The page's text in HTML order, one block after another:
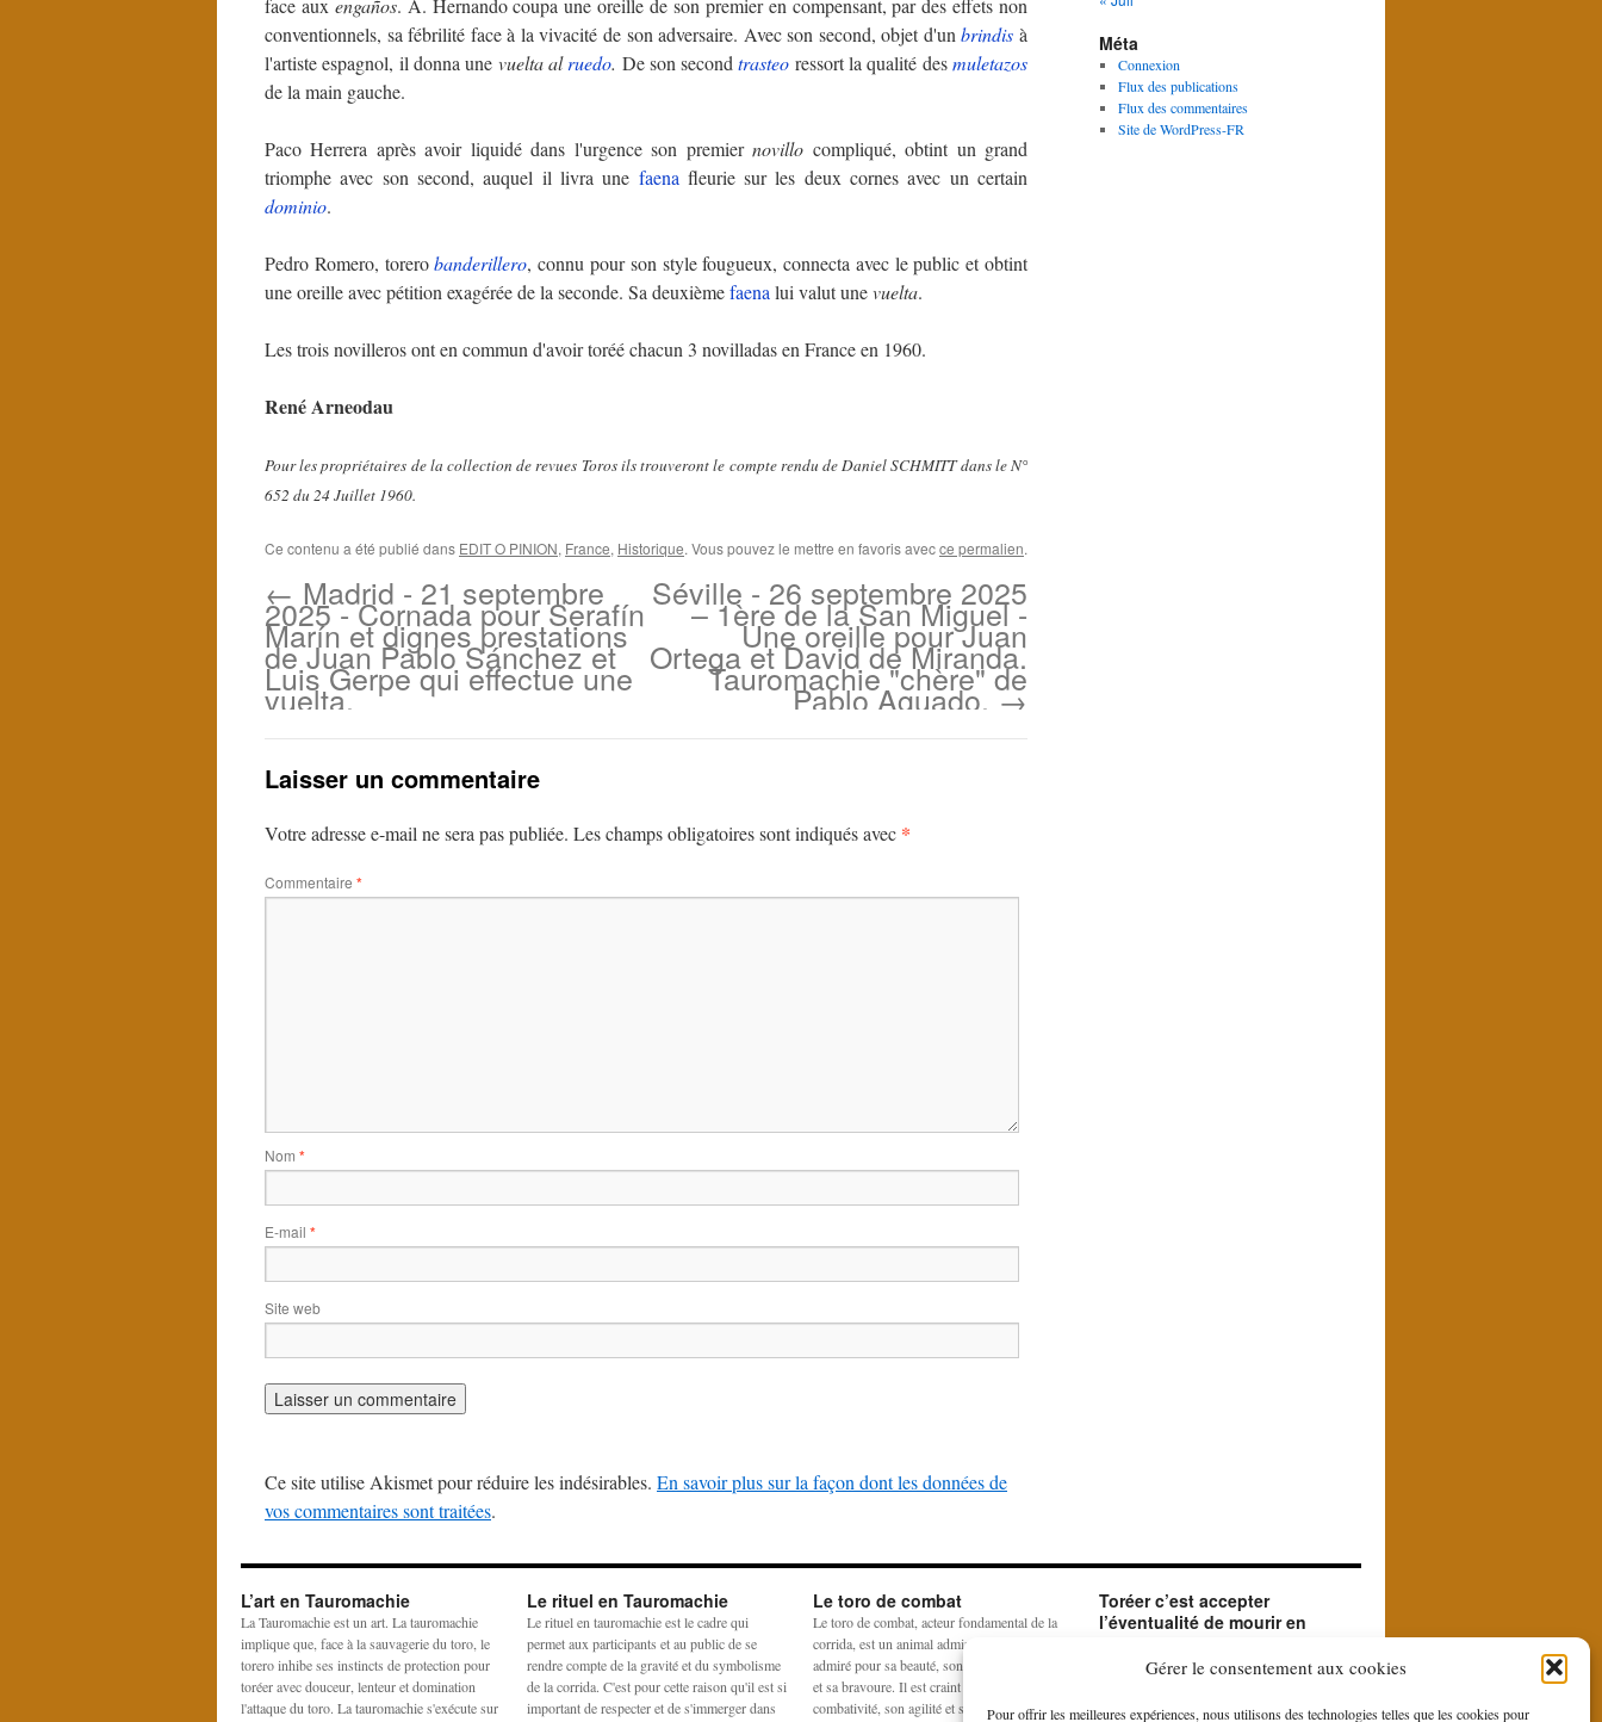
Gérer le consentement aux cookies
Pour offrir les meilleures expériences, nous utilisons des technologies telles que les cookies pour
face aux engaños. A. Hernando coupa une oreille de son premier en compensant, par des effets non
conventionnels, sa fébrilité face à la vivacité de son adversaire. Avec son second, objet d'unbrindis à
l'artiste espagnol, il donna une vuelta alruedo. De son secondtrasteo ressort la qualité desmuletazos
de la main gauche.
Paco Herrera après avoir liquidé dans l'urgence son premiernovillo compliqué, obtint un grand
triomphe avec son second, auquel il livra une faena fleurie sur les deux cornes avec un certain
dominio.
Pedro Romero, torerobanderillero, connu pour son style fougueux, connecta avec le public et obtint
une oreille avec pétition exagérée de la seconde. Sa deuxièmefaena lui valut unevuelta.
Les trois novilleros ont en commun d'avoir toréé chacun 3 novilladas en France en 1960.
René Arneodau
Pour les propriétaires de la collection de revues Toros ils trouveront le compte rendu de Daniel SCHMITT dans le N°
652 du 24 Juillet 1960.
Ce contenu a été publié dans EDIT O PINION, France, Historique. Vous pouvez le mettre en favoris avecce permalien.
← Madrid - 21 septembre
2025 - Cornada pour Serafín
Marín et dignes prestations
de Juan Pablo Sánchez et
Luis Gerpe qui effectue une
vuelta.
Séville - 26 septembre 2025
– 1ère de la San Miguel -
Une oreille pour Juan
Ortega et David de Miranda.
Tauromachie "chère" de
Pablo Aguado.→
Laisser un commentaire
Votre adresse e-mail ne sera pas publiée. Les champs obligatoires sont indiqués avec *
Commentaire *
Nom *
E-mail *
Site web
Ce site utilise Akismet pour réduire les indésirables. En savoir plus sur la façon dont les données de
vos commentaires sont traitées.
Méta
Connexion
Flux des publications
Flux des commentaires
Site de WordPress-FR
L’art en Tauromachie
La Tauromachie est un art. La tauromachie
implique que, face à la sauvagerie du toro, le
torero inhibe ses instincts de protection pour
toréer avec douceur, lenteur et domination
l'attaque du toro. La tauromachie s'exécute sur
Le rituel en Tauromachie
Le rituel en tauromachie est le cadre qui
permet aux participants et au public de se
rendre compte de la gravité et du symbolisme
de la corrida. C'est pour cette raison qu'il est si
important de respecter et de s'immerger dans
Le toro de combat
Le toro de combat, acteur fondamental de la
corrida, est un animal admiré et craint. Il est
admiré pour sa beauté, son harmonie physique
et sa bravoure. Il est craint pour sa
combativité, son agilité et sa force. La
Toréer c’est accepter
l’éventualité de mourir en
Le matador accepte en toréant l'éventualité de
beau et du sublime que le contraste entre la